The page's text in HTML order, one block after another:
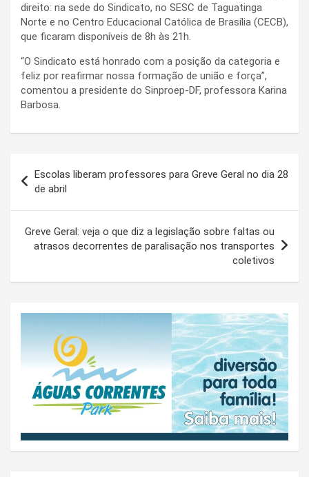
direito: na sede do Sindicato, no SESC de Taguatinga
Norte e no Centro Educacional Católica de Brasília (CECB),
que ficaram disponíveis de 8h às 21h.
“O Sindicato está honrado com a posição da categoria e
feliz por reafirmar nossa formação de união e força”,
comentou a presidente do Sinproep-DF, professora Karina
Barbosa.
de
Post
Escolas liberam professores para Greve Geral no dia 28
de abril
Greve Geral: veja o que diz a legislação sobre faltas ou
atrasos decorrentes de paralisação nos transportes
coletivos